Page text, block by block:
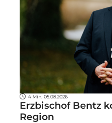
4 Min. |05.08.2026
Erzbischof Bentz
Region